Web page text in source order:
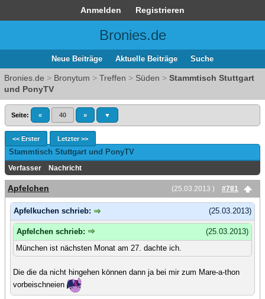
Anmelden Registrieren
Bronies.de
Neue Beiträge Aktuelle Beiträge Suche
Bronies.de > Bronytum > Treffen > Süden > Stammtisch Stuttgart
und PonyTV
Seite: « 40 » ▼
<< Erster Letzter >>
Stammtisch Stuttgart und PonyTV
Verfasser Nachricht
(25.03.2013 ) #781
Apfelchen
(25.03.2013)
Apfelkuchen schrieb:
(25.03.2013)
Apfelchen schrieb:
München ist nächsten Monat am 27. dachte ich.
Die die da nicht hingehen können dann ja bei mir zum Mare-a-thon
vorbeischneien